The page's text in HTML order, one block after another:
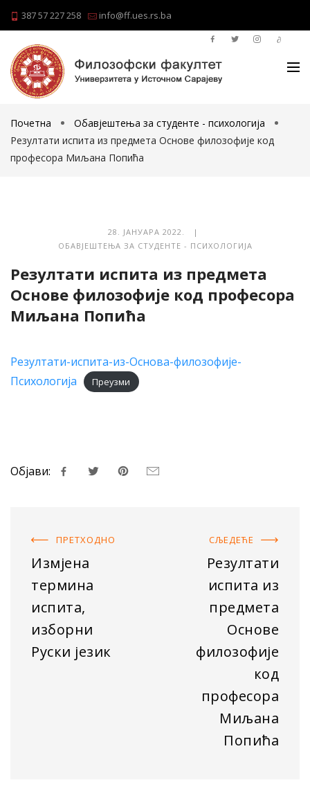
387 57 227 258 info@ff.ues.rs.ba
Почетна
Обавјештења за студенте - психологија
Резултати испита из предмета Основе филозофије код
професора Миљана Попића
28. ЈАНУАРА 2022. |
ОБАВЈЕШТЕЊА ЗА СТУДЕНТЕ - ПСИХОЛОГИЈА
Резултати испита из предмета
Основе филозофије код професора
Миљана Попића
Резултати-испита-из-Основа-филозофије-
Психологија
Преузми
Објави:
ПРЕТХОДНO
Измјена
термина
испита,
изборни
Руски језик
СЉЕДЕЋE
Резултати
испита из
предмета
Основе
филозофије
код
професора
Миљана
Попића